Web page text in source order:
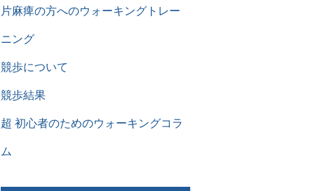
片麻痺の方へのウォーキングトレー
ニング
競歩について
競歩結果
超 初心者のためのウォーキングコラ
ム